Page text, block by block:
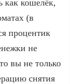
как кошелёк,
(в
процентик
не
вы не только
снятия